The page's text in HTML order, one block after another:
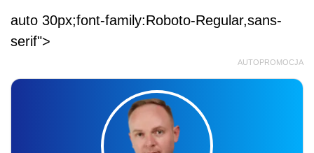
auto 30px;font-family:Roboto-Regular,sans-
serif">
AUTOPROMOCJA